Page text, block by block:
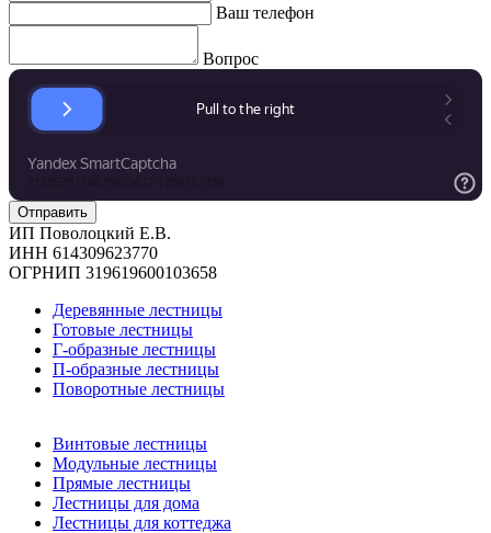
Ваш телефон
Вопрос
ИП Поволоцкий Е.В.
ИНН 614309623770
ОГРНИП 319619600103658
Деревянные лестницы
Готовые лестницы
Г-образные лестницы
П-образные лестницы
Поворотные лестницы
Винтовые лестницы
Модульные лестницы
Прямые лестницы
Лестницы для дома
Лестницы для коттеджа